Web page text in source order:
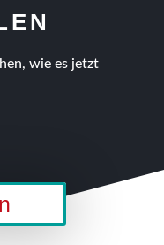
wie es jetzt